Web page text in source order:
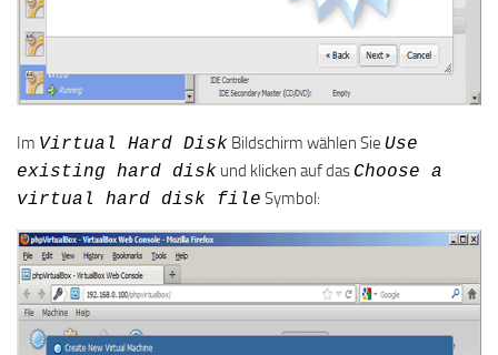
Im Virtual Hard Disk Bildschirm wählen Sie Use
existing hard disk und klicken auf das Choose a
virtual hard disk file Symbol: